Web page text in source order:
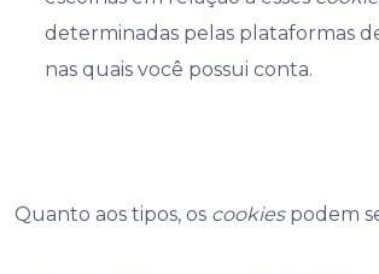
determinadas pelas plataformas
nas quais você possui conta.
Quanto aos tipos, os cookiespodem